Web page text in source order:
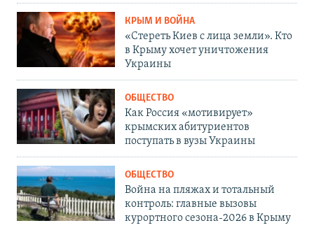
КРЫМ И ВОЙНА
«Стереть Киев с лица земли». Кто
в Крыму хочет уничтожения
Украины
ОБЩЕСТВО
Как Россия «мотивирует»
крымских абитуриентов
поступать в вузы Украины
ОБЩЕСТВО
Война на пляжах и тотальный
контроль: главные вызовы
курортного сезона-2026 в Крыму